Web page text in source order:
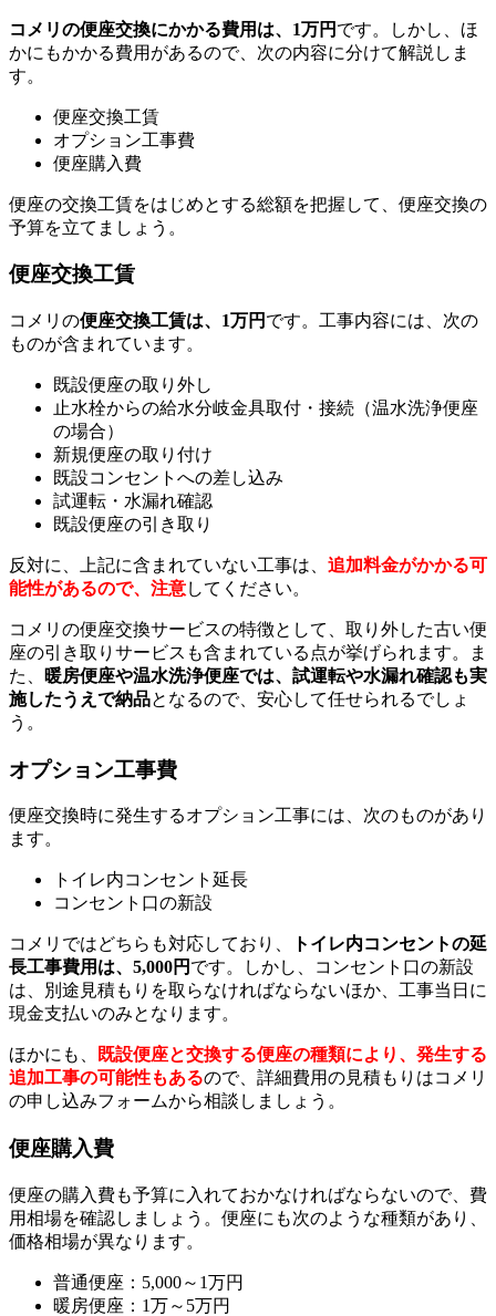
コメリの便座交換にかかる費用は、1万円 です。しかし、ほ
かにもかかる費用があるので、次の内容に分けて解説しま
す。
便座交換工賃
オプション工事費
便座購入費
便座の交換工賃をはじめとする総額を把握して、便座交換の
予算を立てましょう。
便座交換工賃
コメリの便座交換工賃は、1万円 です。工事内容には、次の
ものが含まれています。
既設便座の取り外し
止水栓からの給水分岐金具取付・接続（温水洗浄便座
の場合）
新規便座の取り付け
既設コンセントへの差し込み
試運転・水漏れ確認
既設便座の引き取り
反対に、上記に含まれていない工事は、 追加料金がかかる可
能性があるので、注意してください。
コメリの便座交換サービスの特徴として、取り外した古い便
座の引き取りサービスも含まれている点が挙げられます。ま
た、
暖房便座や温水洗浄便座では、試運転や水漏れ確認も実
施したうえで納品となるので、安心して任せられるでしょ
う。
オプション工事費
便座交換時に発生するオプション工事には、次のものがあり
ます。
トイレ内コンセント延長
コンセント口の新設
コメリではどちらも対応しており、
トイレ内コンセントの延
長工事費用は、5,000円 です。しかし、コンセント口の新設
は、別途見積もりを取らなければならないほか、工事当日に
現金支払いのみとなります。
ほかにも、 既設便座と交換する便座の種類により、発生する
追加工事の可能性もあるので、詳細費用の見積もりはコメリ
の申し込みフォームから相談しましょう。
便座購入費
便座の購入費も予算に入れておかなければならないので、費
用相場を確認しましょう。便座にも次のような種類があり、
価格相場が異なります。
普通便座：5,000～1万円
暖房便座：1万～5万円